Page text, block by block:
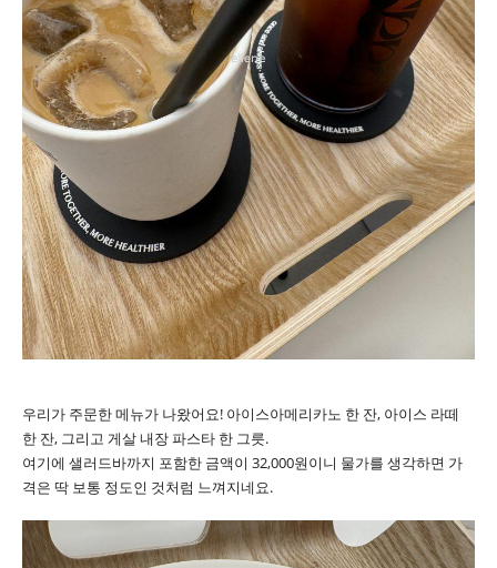
우리가 주문한 메뉴가 나왔어요! 아이스아메리카노 한 잔, 아이스 라떼
한 잔, 그리고 게살 내장 파스타 한 그릇.
여기에 샐러드바까지 포함한 금액이 32,000원이니 물가를 생각하면 가
격은 딱 보통 정도인 것처럼 느껴지네요.